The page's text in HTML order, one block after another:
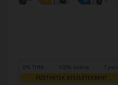
0% THM 100% online 7 perc
FIZETHETEK RÉSZLETEKBEN?